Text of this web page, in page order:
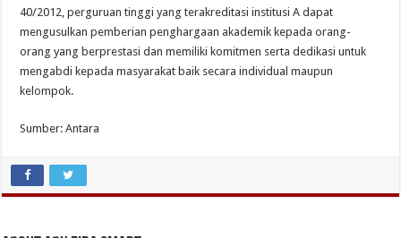
40/2012, perguruan tinggi yang terakreditasi institusi A dapat
mengusulkan pemberian penghargaan akademik kepada orang-
orang yang berprestasi dan memiliki komitmen serta dedikasi untuk
mengabdi kepada masyarakat baik secara individual maupun
kelompok.
Sumber: Antara